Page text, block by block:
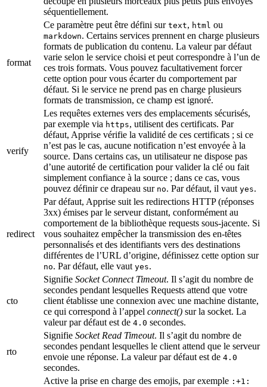
séquentiellement.
format
Ce paramètre peut être défini sur text, html ou
markdown. Certains services prennent en charge plusieurs
formats de publication du contenu. La valeur par défaut
varie selon le service choisi et peut correspondre à l’un de
ces trois formats. Vous pouvez facultativement forcer
cette option pour vous écarter du comportement par
défaut. Si le service ne prend pas en charge plusieurs
formats de transmission, ce champ est ignoré.
verify
Les requêtes externes vers des emplacements sécurisés,
par exemple via https, utilisent des certificats. Par
défaut, Apprise vérifie la validité de ces certificats ; si ce
n’est pas le cas, aucune notification n’est envoyée à la
source. Dans certains cas, un utilisateur ne dispose pas
d’une autorité de certification pour valider la clé ou fait
simplement confiance à la source ; dans ce cas, vous
pouvez définir ce drapeau sur no. Par défaut, il vaut yes.
redirect
Par défaut, Apprise suit les redirections HTTP (réponses
3xx) émises par le serveur distant, conformément au
comportement de la bibliothèque requests sous-jacente. Si
vous souhaitez empêcher la transmission des en-têtes
personnalisés et des identifiants vers des destinations
différentes de l’URL d’origine, définissez cette option sur
no. Par défaut, elle vaut yes.
cto
Signifie Socket Connect Timeout. Il s’agit du nombre de
secondes pendant lesquelles Requests attend que votre
client établisse une connexion avec une machine distante,
ce qui correspond à l’appel connect() sur la socket. La
valeur par défaut est de 4.0 secondes.
rto
Signifie Socket Read Timeout. Il s’agit du nombre de
secondes pendant lesquelles le client attend que le serveur
envoie une réponse. La valeur par défaut est de 4.0
secondes.
Active la prise en charge des emojis, par exemple :+1: